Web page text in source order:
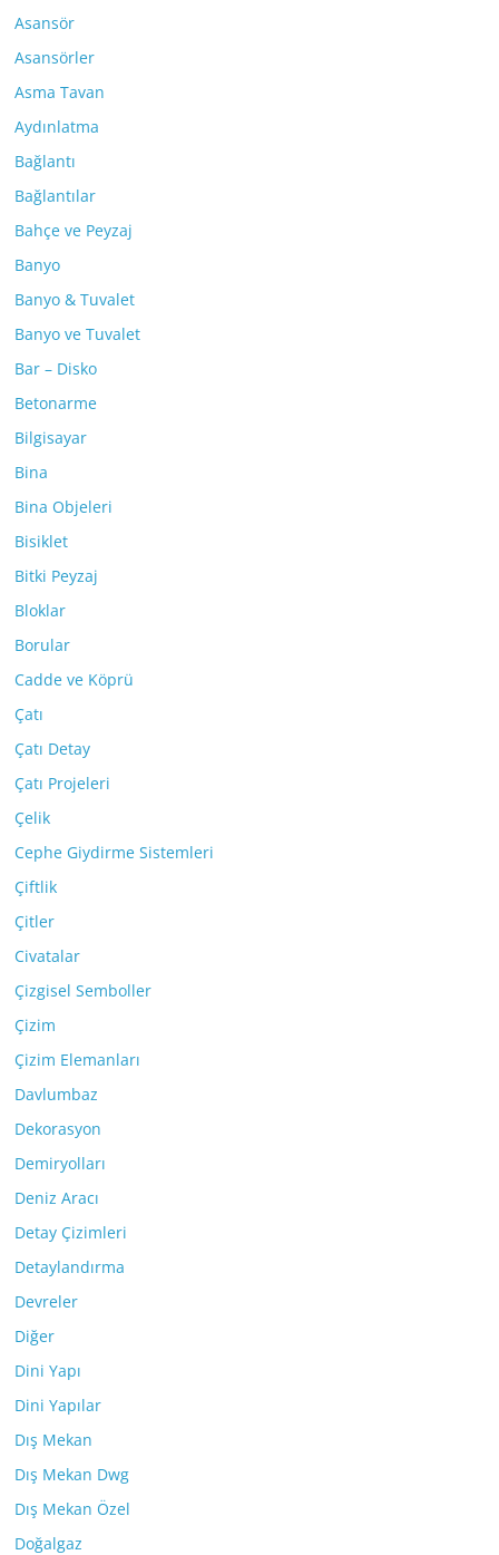
Asansör
Asansörler
Asma Tavan
Aydınlatma
Bağlantı
Bağlantılar
Bahçe ve Peyzaj
Banyo
Banyo & Tuvalet
Banyo ve Tuvalet
Bar – Disko
Betonarme
Bilgisayar
Bina
Bina Objeleri
Bisiklet
Bitki Peyzaj
Bloklar
Borular
Cadde ve Köprü
Çatı
Çatı Detay
Çatı Projeleri
Çelik
Cephe Giydirme Sistemleri
Çiftlik
Çitler
Civatalar
Çizgisel Semboller
Çizim
Çizim Elemanları
Davlumbaz
Dekorasyon
Demiryolları
Deniz Aracı
Detay Çizimleri
Detaylandırma
Devreler
Diğer
Dini Yapı
Dini Yapılar
Dış Mekan
Dış Mekan Dwg
Dış Mekan Özel
Doğalgaz